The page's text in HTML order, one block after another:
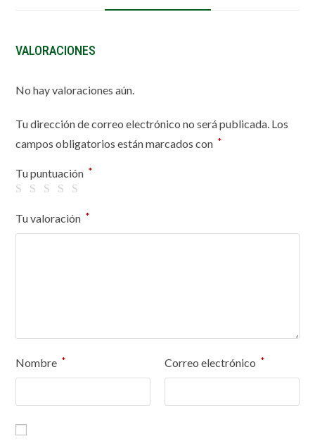
VALORACIONES
No hay valoraciones aún.
Tu dirección de correo electrónico no será publicada. Los
campos obligatorios están marcados con *
Tu puntuación *
Tu valoración *
Nombre * Correo electrónico *